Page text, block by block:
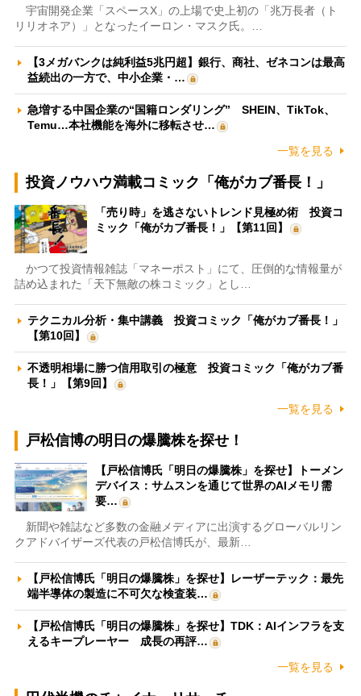
宇宙開発企業「スペースX」の上場で史上初の「兆万長者（ト
リリオネア）」となったイーロン・マスク氏。…
【3メガバンクは純利益5兆円超】銀行、商社、ゼネコンは最高
益続出の一方で、中小企業・…
急増する中国企業の“国籍ロンダリング” SHEIN、TikTok、
Temu…本社機能を海外に移転させ…
一覧を見る
投資ノウハウ満載コミック「俺がカブ番長！」
「売り時」を逃さないトレンド見極め術 投資コ
ミック「俺がカブ番長！」【第11回】
かつて投資情報雑誌「マネーポスト」にて、圧倒的な情報量が
詰め込まれた「天下無敵の株コミック」とし…
テクニカル分析・集中講義 投資コミック「俺がカブ番長！」
【第10回】
不透明相場に勝つ信用取引の極意 投資コミック「俺がカブ番
長！」【第9回】
一覧を見る
戸松信博の明日の爆騰株を探せ！
【戸松信博氏「明日の爆騰株」を探せ】トーメン
デバイス：サムスンを通じて世界のAIメモリ需
要…
新聞や雑誌など多数の金融メディアに出演するグローバルリン
クアドバイザーズ代表の戸松信博氏が、最新…
【戸松信博氏「明日の爆騰株」を探せ】レーザーテック：最先
端半導体の製造に不可欠な検査装…
【戸松信博氏「明日の爆騰株」を探せ】TDK：AIインフラを支
えるキープレーヤー 成長の再評…
一覧を見る